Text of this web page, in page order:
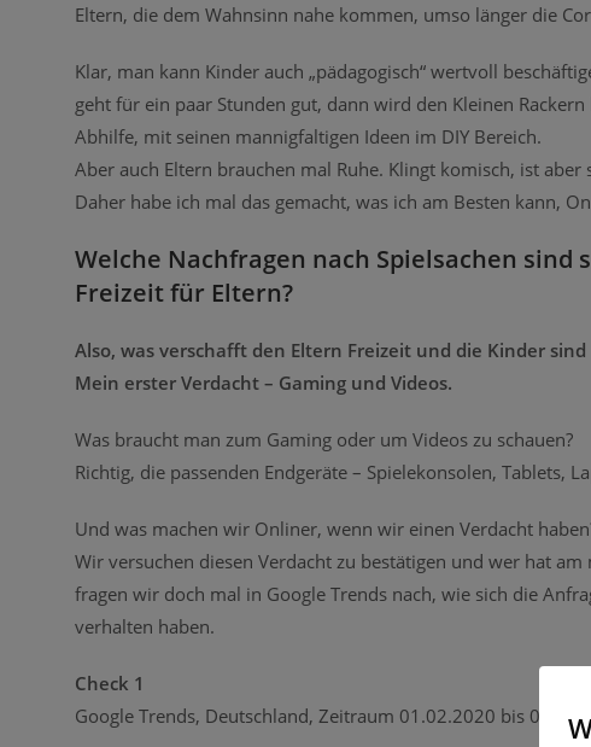
Eltern, die dem Wahnsinn nahe kommen, umso länger die
Klar, man kann Kinder auch „pädagogisch“ wertvoll
geht für ein paar Stunden gut, dann wird den Kleinen
Abhilfe, mit seinen mannigfaltigen Ideen im DIY Bereich.
Aber auch Eltern brauchen mal Ruhe. Klingt komisch, ist aber
Daher habe ich mal das gemacht, was ich am Besten kann,
Welche Nachfragen nach Spielsachen sind
Freizeit für Eltern?
Also, was verschafft den Eltern Freizeit und die Kinder
Mein erster Verdacht – Gaming und Videos.
Was braucht man zum Gaming oder um Videos zu schauen?
Richtig, die passenden Endgeräte – Spielekonsolen, Tablets,
Und was machen wir Onliner, wenn wir einen Verdacht
Wir versuchen diesen Verdacht zu bestätigen und wer hat
fragen wir doch mal in Google Trends nach, wie sich die
verhalten haben.
Check 1
Google Trends, Deutschland, Zeitraum 01.02.2020 bis